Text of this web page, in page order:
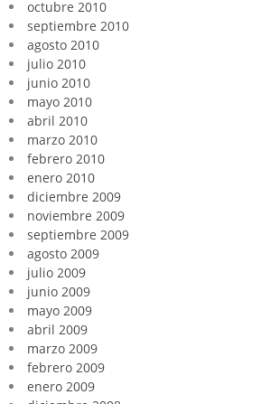
octubre 2010
septiembre 2010
agosto 2010
julio 2010
junio 2010
mayo 2010
abril 2010
marzo 2010
febrero 2010
enero 2010
diciembre 2009
noviembre 2009
septiembre 2009
agosto 2009
julio 2009
junio 2009
mayo 2009
abril 2009
marzo 2009
febrero 2009
enero 2009